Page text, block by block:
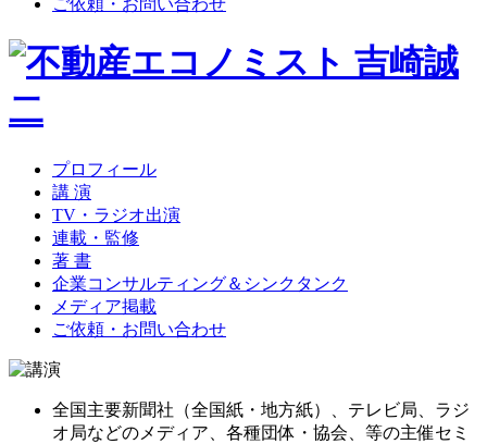
プロフィール
講 演
TV・ラジオ出演
連載・監修
著 書
企業コンサルティング＆シンクタンク
メディア掲載
ご依頼・お問い合わせ
全国主要新聞社（全国紙・地方紙）、テレビ局、ラジ
オ局などのメディア、各種団体・協会、等の主催セミ